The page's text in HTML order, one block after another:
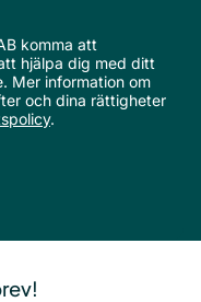
komma att
hjälpa dig med ditt
Mer information om
och dina rättigheter
.